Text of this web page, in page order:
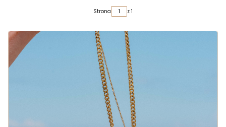
Strona z 1